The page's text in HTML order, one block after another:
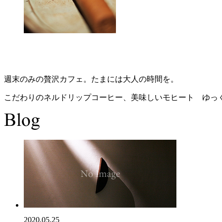
週末のみの贅沢カフェ。たまには大人の時間を。
こだわりのネルドリップコーヒー、美味しいモヒート ゆっ
2020.05.25